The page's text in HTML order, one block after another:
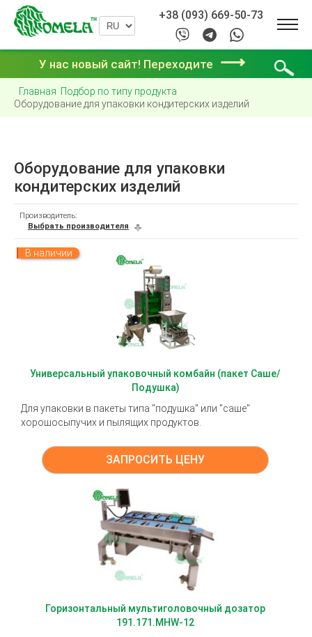
+38 (093) 669-50-73
У нас новый сайт! Переходите ⟶
Главная Подбор по типу продукта
Оборудование для упаковки кондитерских изделий
Оборудование для упаковки
кондитерских изделий
Производитель:
Выбрать производителя
Универсальный упаковочный комбайн (пакет Саше/
Подушка)
Для упаковки в пакеты типа "подушка" или "саше"
хорошосыпучих и пылящих продуктов.
ЗАПРОСИТЬ ЦЕНУ
В наличии
Горизонтальный мультиголовочный дозатор
191.171.MHW-12